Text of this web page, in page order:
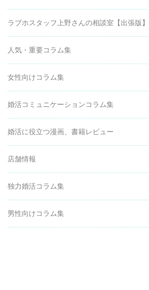
ラブホスタッフ上野さんの相談室【出張版】
人気・重要コラム集
女性向けコラム集
婚活コミュニケーションコラム集
婚活に役立つ漫画、書籍レビュー
店舗情報
独力婚活コラム集
男性向けコラム集